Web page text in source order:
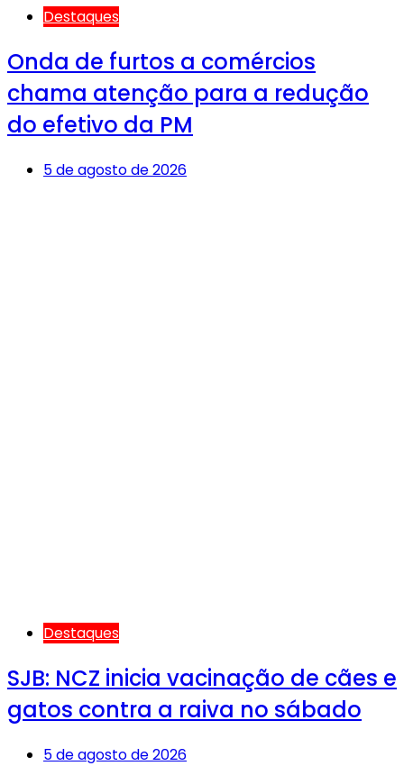
Destaques
Onda de furtos a comércios
chama atenção para a redução
do efetivo da PM
5 de agosto de 2026
Destaques
SJB: NCZ inicia vacinação de cães e
gatos contra a raiva no sábado
5 de agosto de 2026